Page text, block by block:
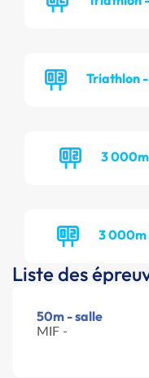
Triathlon -
3
3 000m
Liste des
50m - salle
MIF -